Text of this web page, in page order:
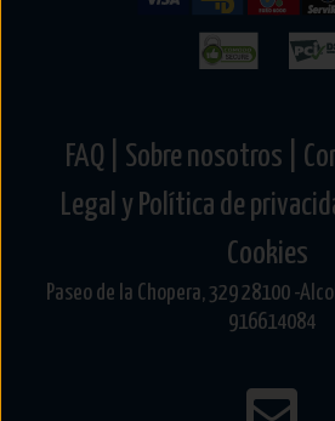
FAQ | Sobre nosotros |
Legal y Política de
Cookies
Paseo de la Chopera, 329 28100 -
916614084